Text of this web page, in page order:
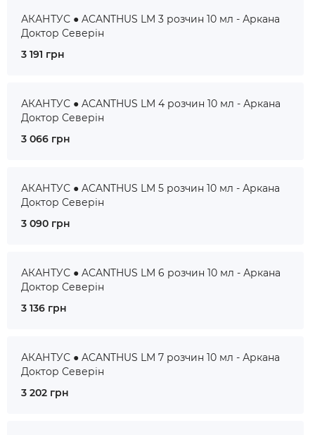
АКАНТУС ● ACANTHUS LM 3 розчин 10 мл - Аркана
Доктор Северін
3 191 грн
АКАНТУС ● ACANTHUS LM 4 розчин 10 мл - Аркана
Доктор Северін
3 066 грн
АКАНТУС ● ACANTHUS LM 5 розчин 10 мл - Аркана
Доктор Северін
3 090 грн
АКАНТУС ● ACANTHUS LM 6 розчин 10 мл - Аркана
Доктор Северін
3 136 грн
АКАНТУС ● ACANTHUS LM 7 розчин 10 мл - Аркана
Доктор Северін
3 202 грн